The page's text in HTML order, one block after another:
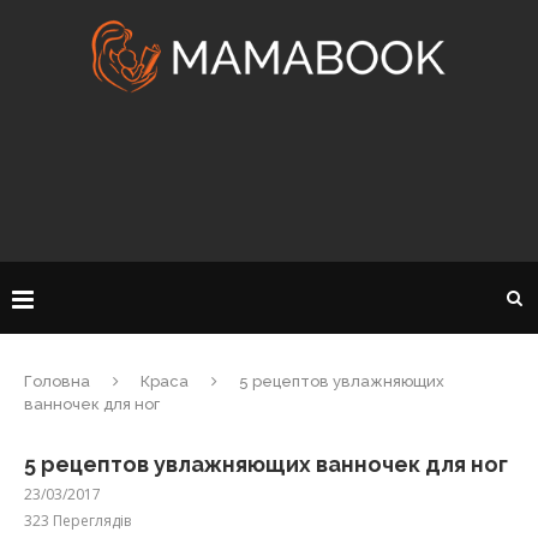
Головна Краса
5 рецептов увлажняющих
ванночек для ног
5 рецептов увлажняющих ванночек для ног
23/03/2017
323 Переглядів